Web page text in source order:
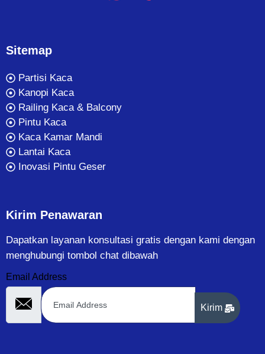
Sitemap
Partisi Kaca
Kanopi Kaca
Railing Kaca & Balcony
Pintu Kaca
Kaca Kamar Mandi
Lantai Kaca
Inovasi Pintu Geser
Kirim Penawaran
Dapatkan layanan konsultasi gratis dengan kami dengan
menghubungi tombol chat dibawah
Email Address
Kirim